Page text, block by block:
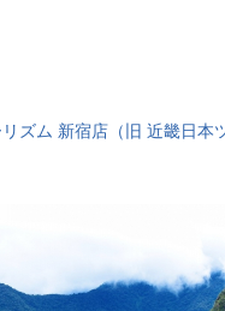
ズム 新宿店（旧 近畿日本